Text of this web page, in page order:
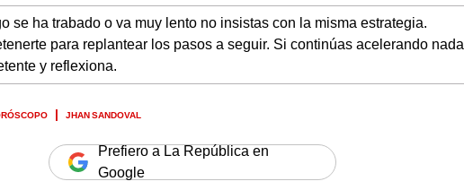
se ha trabado o va muy lento no insistas con la misma estrategia.
para replantear los pasos a seguir. Si continúas acelerando nada
y reflexiona.
JHAN SANDOVAL
Prefiero a La República en
Google